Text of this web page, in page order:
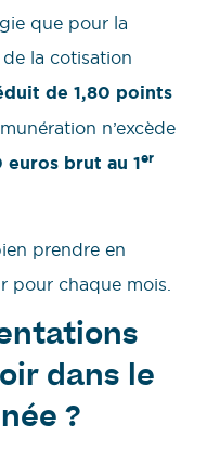
que pour la
la cotisation
de 1,80 points
n’excède
euros brut au 1er
prendre en
pour chaque mois.
dans le
?